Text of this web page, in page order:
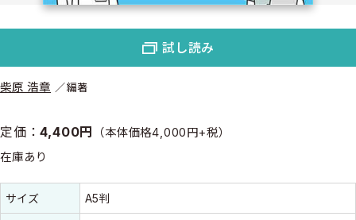
柴原 浩章 編著
定価：4,400円 （本体価格4,000円+税）
在庫あり
書誌情報
書誌情報
サイズ A5判
試し読み